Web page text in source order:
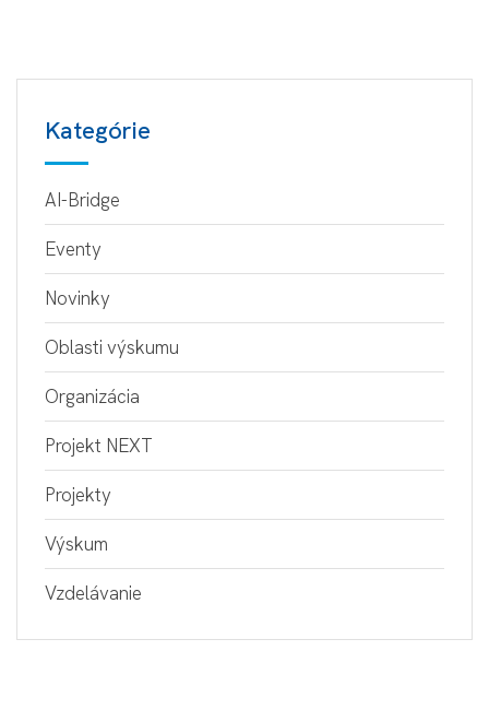
Kategórie
AI-Bridge
Eventy
Novinky
Oblasti výskumu
Organizácia
Projekt NEXT
Projekty
Výskum
Vzdelávanie